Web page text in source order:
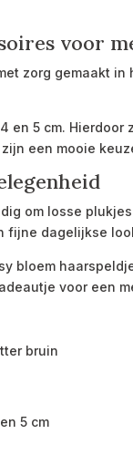
voor
zorg gemaakt
en 5 cm.
een mooie
om losse
fijne dagelijkse
bloem
voor een
bruin
5 cm